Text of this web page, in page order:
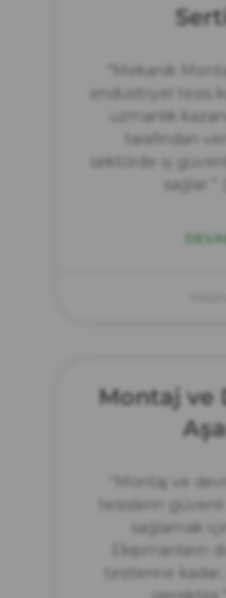
“Mekanik
endüstriyel tesis
uzmanlık
tarafından
sektörde iş
sağlar.”
Montaj ve
“Montaj ve
tesislerin güvenli
sağlamak
Ekipmanların
testlerine